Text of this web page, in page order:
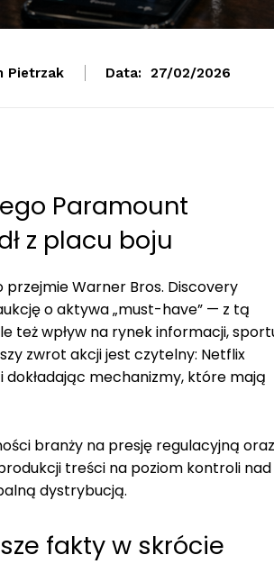
Pietrzak Data: 27/02/2026
Paramount
z placu boju
Warner Bros. Discovery
o aktywa „must-have” — z tą
też wpływ na rynek informacji,
zwrot akcji jest czytelny: Netflix
mechanizmy, które mają
branży na presję regulacyjną oraz
treści na poziom kontroli nad
dystrybucją.
fakty w skrócie